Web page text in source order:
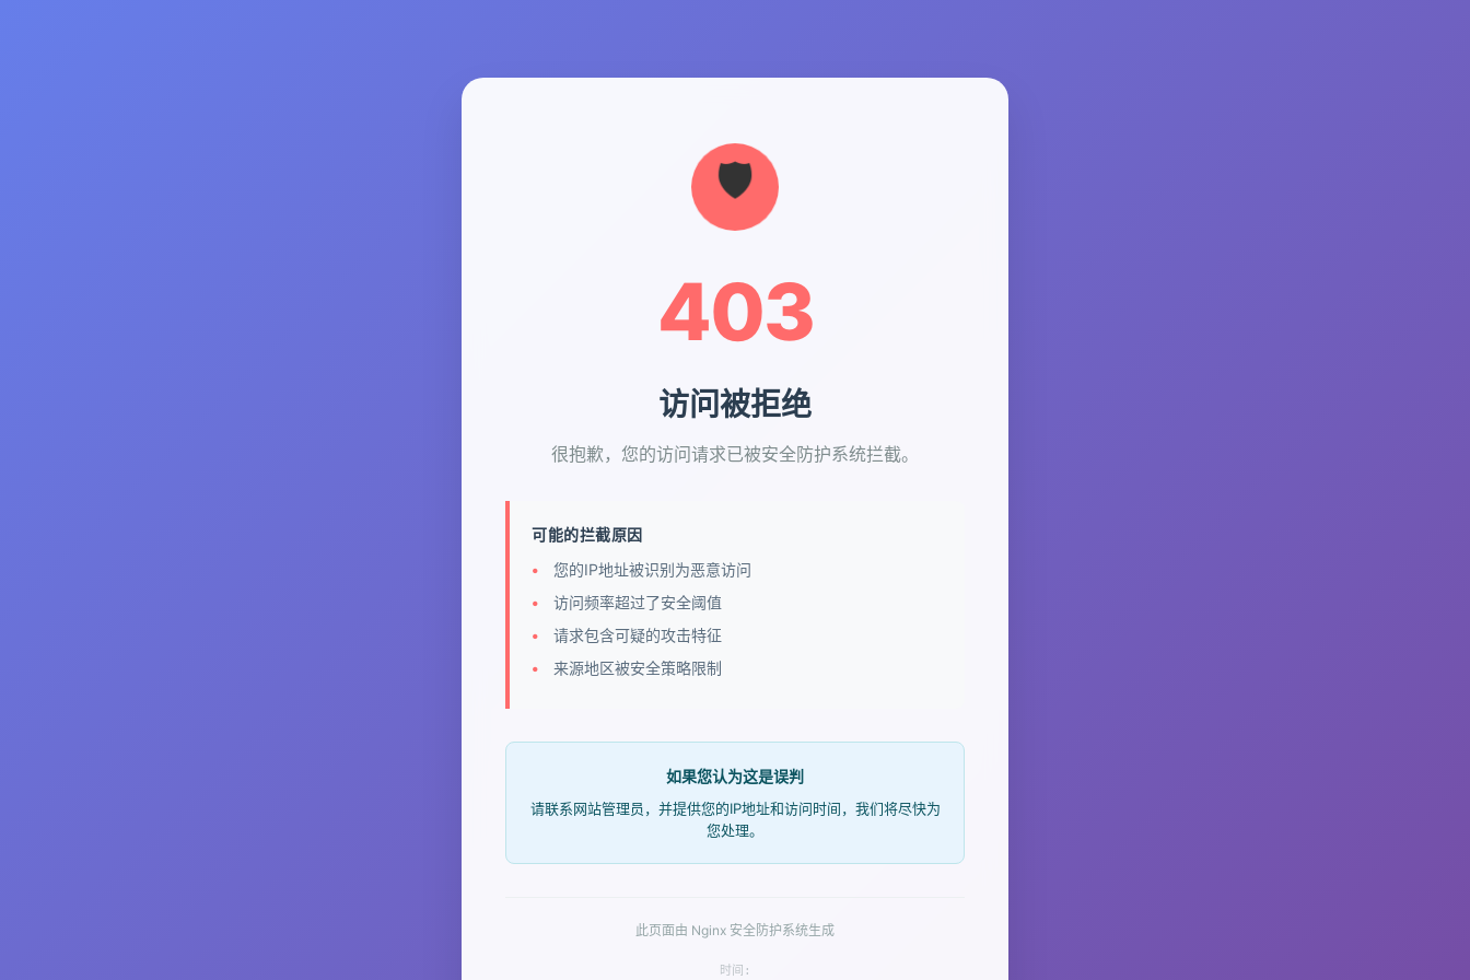
403
访问被拒绝
很抱歉，您的访问请求已被安全防护系统拦截。
可能的拦截原因
您的IP地址被识别为恶意访问
访问频率超过了安全阈值
请求包含可疑的攻击特征
来源地区被安全策略限制
如果您认为这是误判
请联系网站管理员，并提供您的IP地址和访问时间，我们将尽快为
您处理。
此页面由 Nginx 安全防护系统生成
时间: